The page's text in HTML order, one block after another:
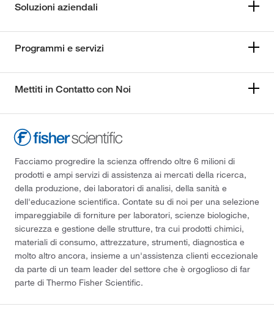
Soluzioni aziendali
Programmi e servizi
Mettiti in Contatto con Noi
Facciamo progredire la scienza offrendo oltre 6 milioni di
prodotti e ampi servizi di assistenza ai mercati della ricerca,
della produzione, dei laboratori di analisi, della sanità e
dell'educazione scientifica. Contate su di noi per una selezione
impareggiabile di forniture per laboratori, scienze biologiche,
sicurezza e gestione delle strutture, tra cui prodotti chimici,
materiali di consumo, attrezzature, strumenti, diagnostica e
molto altro ancora, insieme a un'assistenza clienti eccezionale
da parte di un team leader del settore che è orgoglioso di far
parte di Thermo Fisher Scientific.